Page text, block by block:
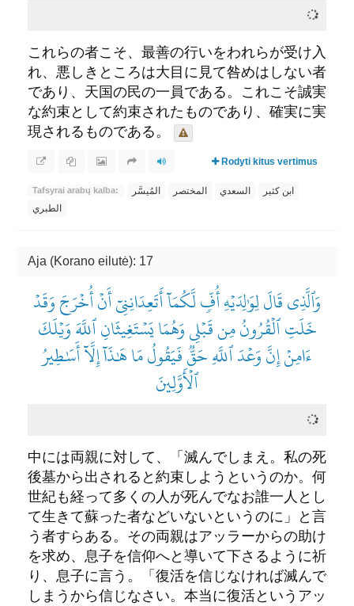
これらの者こそ、最善の行いをわれらが受け入
れ、悪しきところは大目に見て咎めはしない者
であり、天国の民の一員である。これこそ誠実
な約束として約束されたものであり、確実に実
現されるものである。
Rodyti kitus vertimus
Tafsyrai arabų kalba: المُيسَّر المختصر السعدي
ابن كثير
الطبري
Aja (Korano eilutė): 17
وَٱلَّذِي قَالَ لِوَٰلِدَيۡهِ أُفّٖ لَّكُمَآ أَتَعِدَانِنِيٓ أَنۡ أُخۡرَجَ وَقَدۡ
خَلَتِ ٱلۡقُرُونُ مِن قَبۡلِي وَهُمَا يَسۡتَغِيثَانِ ٱللَّهَ وَيۡلَكَ
ءَامِنۡ إِنَّ وَعۡدَ ٱللَّهِ حَقّٞ فَيَقُولُ مَا هَٰذَآ إِلَّآ أَسَٰطِيرُ
ٱلۡأَوَّلِينَ
中には両親に対して、「滅んでしまえ。私の死
後墓から出されると約束しようというのか。何
世紀も経って多くの人が死んでなお誰一人とし
て生きて蘇った者などいないというのに」と言
う者すらある。その両親はアッラーからの助け
を求め、息子を信仰へと導いて下さるように祈
り、息子に言う。「復活を信じなければ滅んで
しまうから信じなさい。本当に復活というアッ